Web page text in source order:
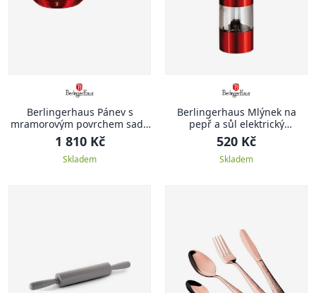
Berlingerhaus Pánev s
mramorovým povrchem sada
3 ks Burgundy Metallic Line
1 810 Kč
Skladem
Berlingerhaus Mlýnek na
pepř a sůl elektrický
Burgundy Metallic Line
520 Kč
Skladem